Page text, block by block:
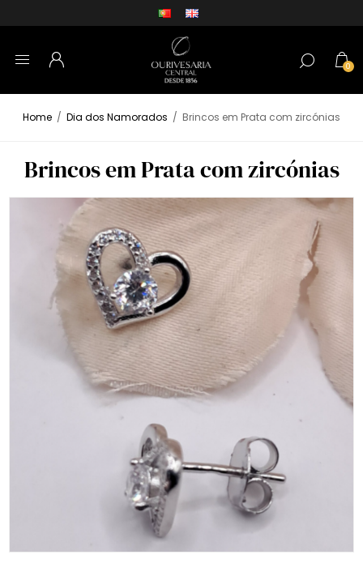
0
Home / Dia dos Namorados / Brincos em Prata com zircónias
Brincos em Prata com zircónias